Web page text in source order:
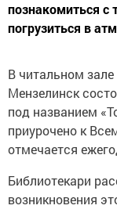
познакомиться с
погрузиться в
В читальном
Мензелинск
под названием
приурочено к
отмечается
Библиотекари
возникновения